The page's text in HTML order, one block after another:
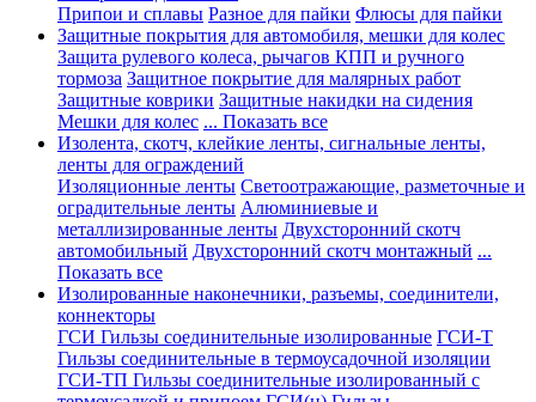
Припои и сплавы Разное для пайки Флюсы для пайки
Защитные покрытия для автомобиля, мешки для колес
Защита рулевого колеса, рычагов КПП и ручного
тормоза Защитное покрытие для малярных работ
Защитные коврики Защитные накидки на сидения
Мешки для колес ... Показать все
Изолента, скотч, клейкие ленты, сигнальные ленты,
ленты для ограждений
Изоляционные ленты Светоотражающие, разметочные и
оградительные ленты Алюминиевые и
металлизированные ленты Двухсторонний скотч
автомобильный Двухсторонний скотч монтажный ...
Показать все
Изолированные наконечники, разъемы, соединители,
коннекторы
ГСИ Гильзы соединительные изолированные ГСИ-Т
Гильзы соединительные в термоусадочной изоляции
ГСИ-ТП Гильзы соединительные изолированный с